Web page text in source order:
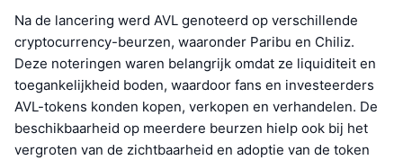
Na de lancering werd AVL genoteerd op verschillende
cryptocurrency-beurzen, waaronder Paribu en Chiliz.
Deze noteringen waren belangrijk omdat ze liquiditeit en
toegankelijkheid boden, waardoor fans en investeerders
AVL-tokens konden kopen, verkopen en verhandelen. De
beschikbaarheid op meerdere beurzen hielp ook bij het
vergroten van de zichtbaarheid en adoptie van de token